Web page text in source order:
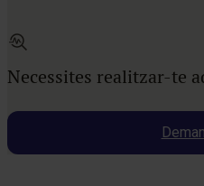
Necessites realitzar-te